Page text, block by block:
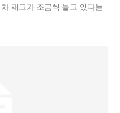
재고가 조금씩 늘고 있다는